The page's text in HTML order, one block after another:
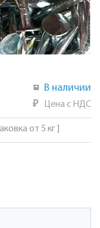
В наличии
₽ Цена с НДС
от 5 кг ]